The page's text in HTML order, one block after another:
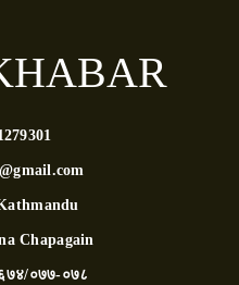
Chapagain
०७७-०७८